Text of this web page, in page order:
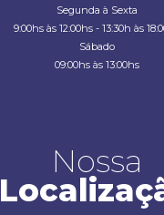
Segunda à Sexta
9:00hs às 12:00hs - 13:30h às
Sábado
09:00hs às 13:00hs
Nossa